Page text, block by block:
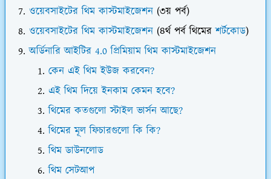
ওয়েবসাইটের থিম কাস্টমাইজেশন (৩য় পর্ব)
ওয়েবসাইটের থিম কাস্টমাইজেশন (৪র্থ পর্ব থিমেরশর্টকোড)
অর্ডিনারি আইটির 4.0 প্রিমিয়াম থিম কাস্টমাইজেশন
কেন এই থিম ইউজ করবেন?
এই থিম দিয়ে ইনকাম কেমন হবে?
থিমের কতগুলো স্টাইল ভার্সন আছে?
থিমের মূল ফিচারগুলো কি কি?
থিম ডাউনলোড
থিম সেটআপ